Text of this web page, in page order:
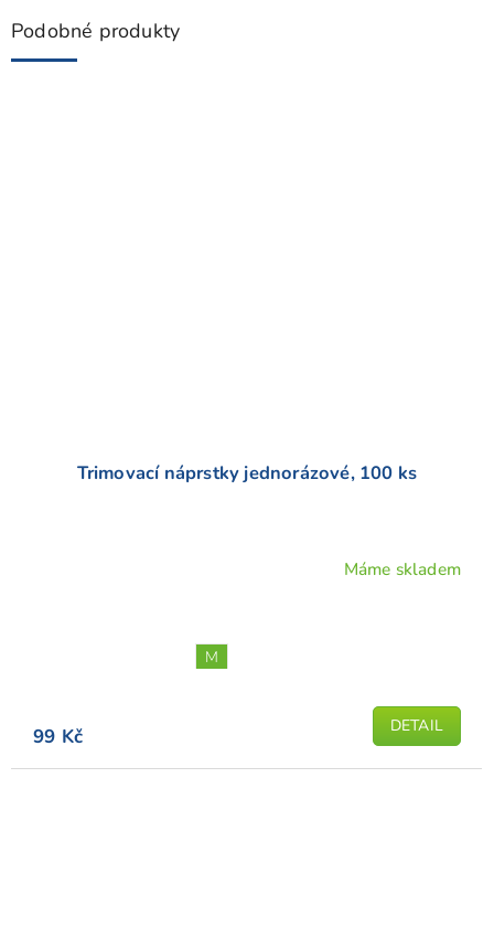
Podobné produkty
Trimovací náprstky jednorázové, 100 ks
Máme skladem
99 Kč DETAIL
M